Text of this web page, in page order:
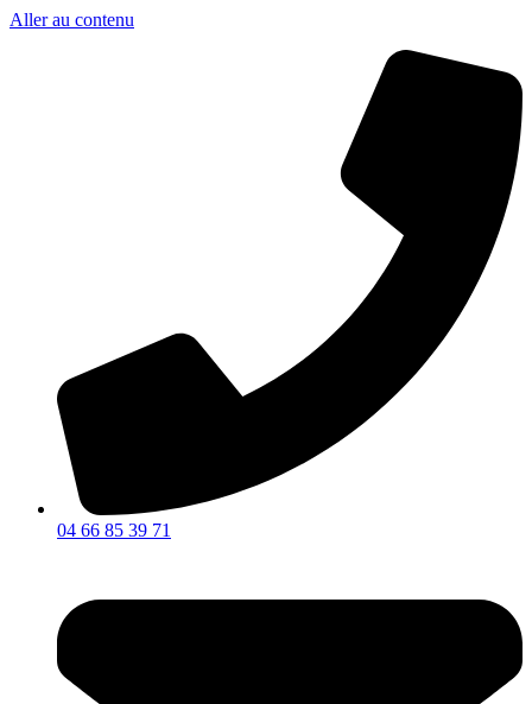
Aller au contenu
04 66 85 39 71